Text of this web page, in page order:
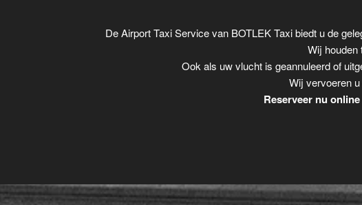
De Airport Taxi Service van BOTLEK Taxi biedt u de
Wij houden
Ook als uw vlucht is geannuleerd of
Wij vervoeren
Reserveer nu